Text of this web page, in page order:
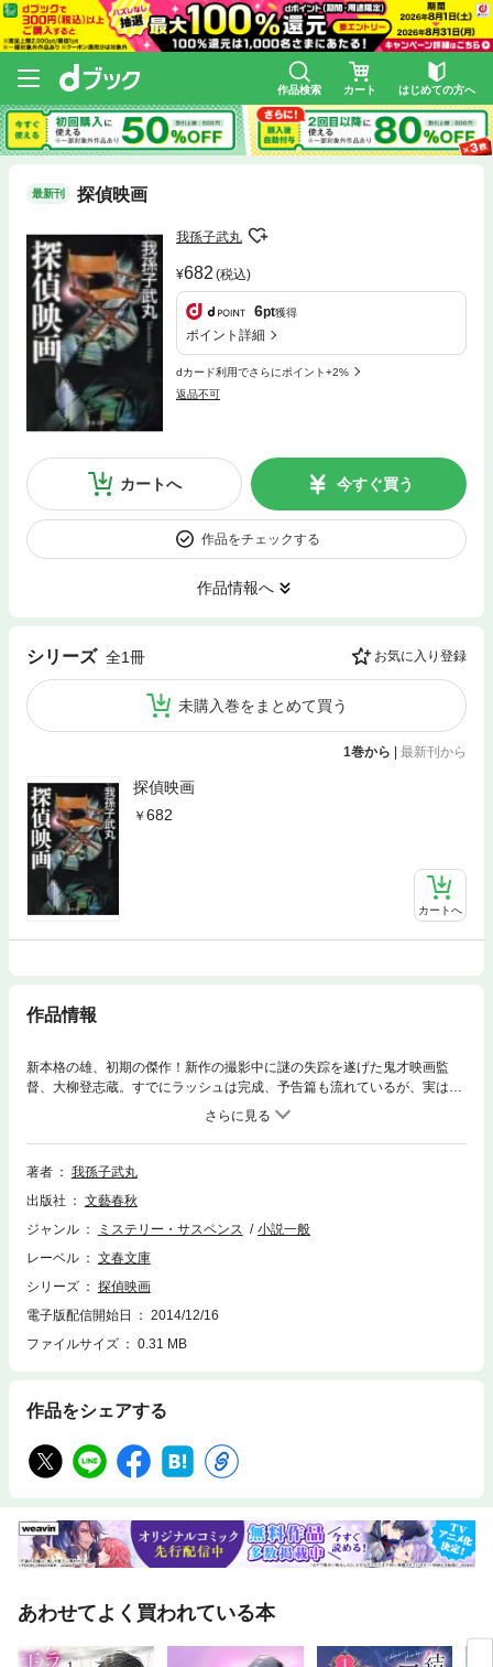
作品検索 カート はじめての方へ
最新刊 探偵映画
我孫子武丸
682 (税込)
6pt獲得
ポイント詳細
dカード利用でさらにポイント+2%
返品不可
カートへ 今すぐ買う
作品をチェックする
作品情報へ
シリーズ 全1冊 お気に入り登録
未購入巻をまとめて買う
1巻から 最新刊から
探偵映画
682
カートへ
作品情報
新本格の雄、初期の傑作！新作の撮影中に謎の失踪を遂げた鬼才映画監
督、大柳登志蔵。すでにラッシュは完成、予告篇も流れているが、実はこ
の時点で作品の結末を知るのは監督のみ。残されたスタッフは、撮影済み
のシーンからスクリーン上の「犯人」を推理しようとするが……。『探偵
映画』というタイトルの映画をめぐる本格推理小説。
著者
我孫子武丸
出版社
文藝春秋
ジャンル
ミステリー・サスペンス
小説一般
レーベル
文春文庫
シリーズ
探偵映画
電子版配信開始日
2014/12/16
ファイルサイズ
0.31 MB
作品をシェアする
あわせてよく買われている本